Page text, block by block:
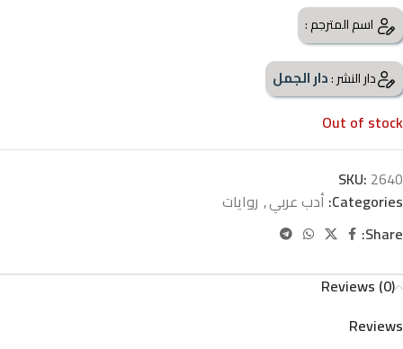
اسم المترجم :
دار النشر :دار الجمل
Out of stock
SKU: 2640
Categories: أدب عربي, روايات
Share:
Reviews (0)
Reviews